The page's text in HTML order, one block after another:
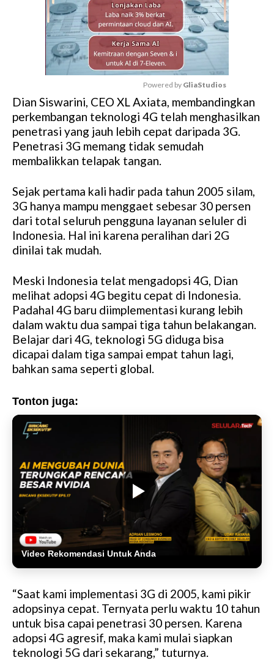
M
u
t
e
Powered by GliaStudios
Dian Siswarini, CEO XL Axiata, membandingkan
perkembangan teknologi 4G telah menghasilkan
penetrasi yang jauh lebih cepat daripada 3G.
Penetrasi 3G memang tidak semudah
membalikkan telapak tangan.
Sejak pertama kali hadir pada tahun 2005 silam,
3G hanya mampu menggaet sebesar 30 persen
dari total seluruh pengguna layanan seluler di
Indonesia. Hal ini karena peralihan dari 2G
dinilai tak mudah.
Meski Indonesia telat mengadopsi 4G, Dian
melihat adopsi 4G begitu cepat di Indonesia.
Padahal 4G baru diimplementasi kurang lebih
dalam waktu dua sampai tiga tahun belakangan.
Belajar dari 4G, teknologi 5G diduga bisa
dicapai dalam tiga sampai empat tahun lagi,
bahkan sama seperti global.
Tonton juga:
Video Rekomendasi Untuk Anda
“Saat kami implementasi 3G di 2005, kami pikir
adopsinya cepat. Ternyata perlu waktu 10 tahun
untuk bisa capai penetrasi 30 persen. Karena
adopsi 4G agresif, maka kami mulai siapkan
teknologi 5G dari sekarang,” tuturnya.